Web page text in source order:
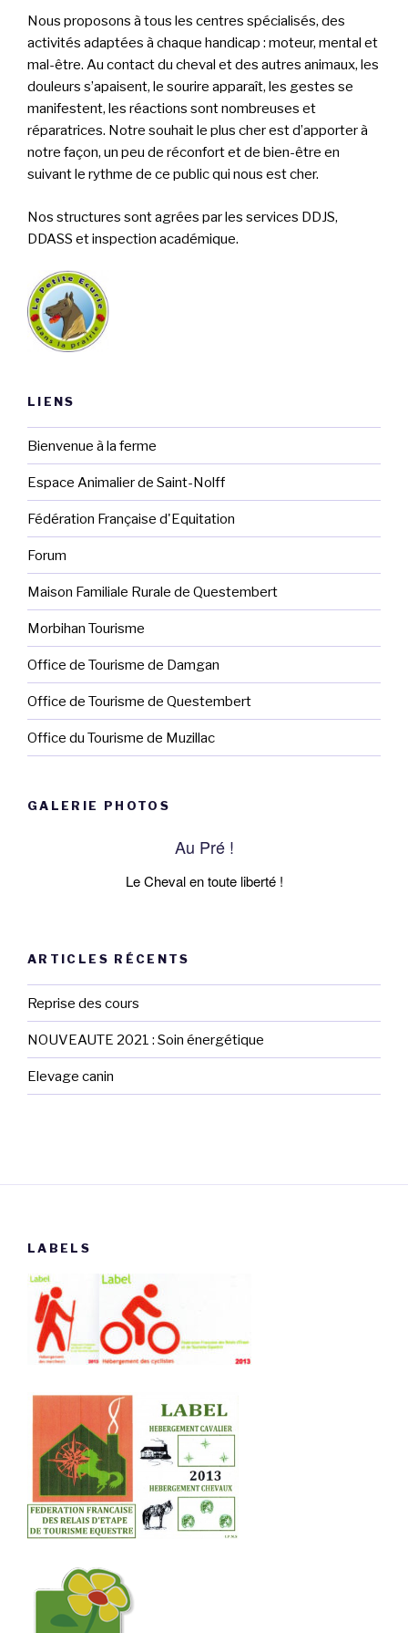
Nous proposons à tous les centres spécialisés, des
activités adaptées à chaque handicap : moteur, mental et
mal-être. Au contact du cheval et des autres animaux, les
douleurs s’apaisent, le sourire apparaît, les gestes se
manifestent, les réactions sont nombreuses et
réparatrices. Notre souhait le plus cher est d’apporter à
notre façon, un peu de réconfort et de bien-être en
suivant le rythme de ce public qui nous est cher.
Nos structures sont agrées par les services DDJS,
DDASS et inspection académique.
LIENS
Bienvenue à la ferme
Espace Animalier de Saint-Nolff
Fédération Française d'Equitation
Forum
Maison Familiale Rurale de Questembert
Morbihan Tourisme
Office de Tourisme de Damgan
Office de Tourisme de Questembert
Office du Tourisme de Muzillac
GALERIE PHOTOS
Au Pré !
Le Cheval en toute liberté !
ARTICLES RÉCENTS
Reprise des cours
NOUVEAUTE 2021 : Soin énergétique
Elevage canin
LABELS